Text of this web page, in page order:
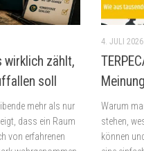
wirklich zählt,
soll
mehr als nur
dass ein Raum
von erfahrenen
4. JULI 2026
Warum
stehen,
können